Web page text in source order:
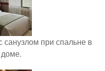
санузлом при спальне в